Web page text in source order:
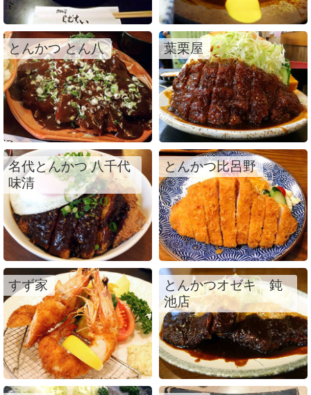
とんかつ とん八 葉栗屋
名代とんかつ 八千代
味清
とんかつ比呂野
すず家
とんかつオゼキ 鈍
池店